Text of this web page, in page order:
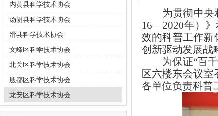
内黄县科学技术协会
汤阴县科学技术协会
滑县科学技术协会
文峰区科学技术协会
北关区科学技术协会
殷都区科学技术协会
龙安区科学技术协会
为贯彻中央
16—2020年）
效的科普工作新
创新驱动发展战
为保证“百
区六楼东会议
各单位负责科